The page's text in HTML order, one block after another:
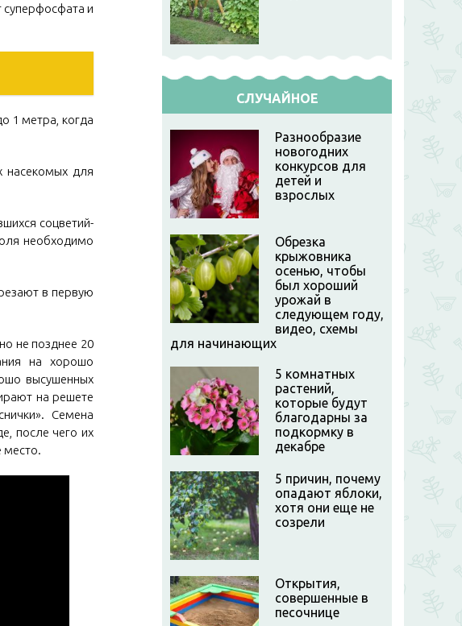
и
1 метра, когда
насекомых для
соцветий-
необходимо
в первую
не позднее 20
на хорошо
высушенных
на решете
Семена
после чего их
место.
СЛУЧАЙНОЕ
Разнообразие
новогодних
конкурсов для
детей и
взрослых
Обрезка
крыжовника
осенью, чтобы
был хороший
урожай в
следующем году,
видео, схемы
для начинающих
5 комнатных
растений,
которые будут
благодарны за
подкормку в
декабре
5 причин, почему
опадают яблоки,
хотя они еще не
созрели
Открытия,
совершенные в
песочнице